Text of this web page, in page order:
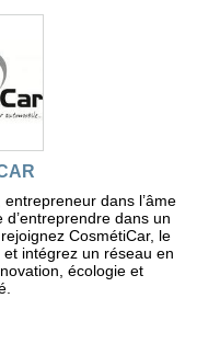
dans l’âme
d’entreprendre dans un
CosmétiCar, le
intégrez un réseau en
écologie et